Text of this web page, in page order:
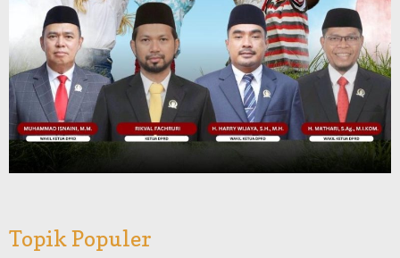
Topik Populer